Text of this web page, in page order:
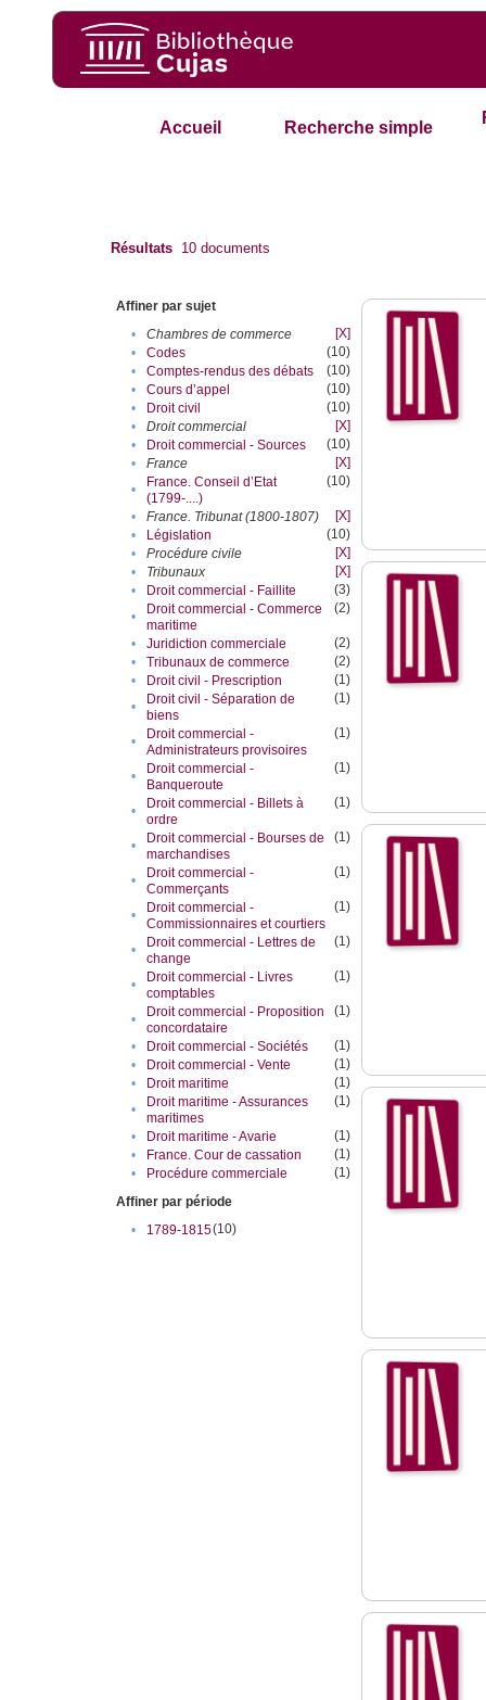
Accueil Recherche simple
Résultats 10 documents
Affiner par sujet
•
Chambres de commerce
[X]
•
Codes
(10)
•
Comptes-rendus des débats
(10)
•
Cours d’appel
(10)
•
Droit civil
(10)
•
Droit commercial
[X]
•
Droit commercial - Sources
(10)
•
France
[X]
•
France. Conseil d’Etat
(1799-....)
(10)
• France. Tribunat (1800-1807)
[X]
•
Législation
(10)
•
Procédure civile
[X]
•
Tribunaux
[X]
•
Droit commercial - Faillite
(3)
•
Droit commercial - Commerce
maritime
(2)
• Juridiction commerciale
(2)
•
Tribunaux de commerce
(2)
•
Droit civil - Prescription
(1)
•
Droit civil - Séparation de
biens
(1)
•
Droit commercial -
Administrateurs provisoires
(1)
•
Droit commercial -
Banqueroute
(1)
•
Droit commercial - Billets à
ordre
(1)
•
Droit commercial - Bourses de
marchandises
(1)
•
Droit commercial -
Commerçants
(1)
•
Droit commercial -
Commissionnaires et courtiers
(1)
•
Droit commercial - Lettres de
change
(1)
•
Droit commercial - Livres
comptables
(1)
•
Droit commercial - Proposition
concordataire
(1)
• Droit commercial - Sociétés
(1)
•
Droit commercial - Vente
(1)
•
Droit maritime
(1)
•
Droit maritime - Assurances
maritimes
(1)
• Droit maritime - Avarie
(1)
•
France. Cour de cassation
(1)
•
Procédure commerciale
(1)
Affiner par période
•
1789-1815(10)